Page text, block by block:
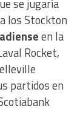
los Stockton
en la
Rocket,
partidos en